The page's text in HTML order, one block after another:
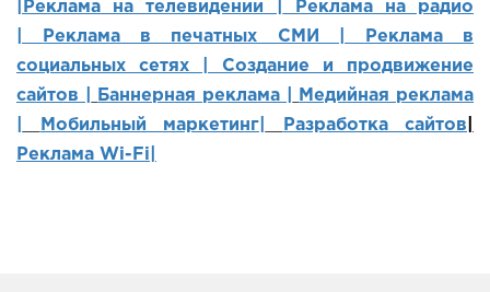
|Реклама на телевидении |
Реклама на радио
Реклама в печатных СМИ |
Реклама в
социальных сетях | Создание и продвижение
сайтов
Баннерная реклама |
Медийная реклама
Мобильный маркетинг Разработка сайтов
Реклама Wi-Fi|